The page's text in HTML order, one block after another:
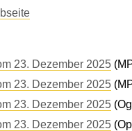
23. Dezember 2025
23. Dezember 2025
23. Dezember 2025
23. Dezember 2025